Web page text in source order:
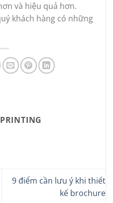
và hiệu quả hơn.
khách hàng có những
9 điểm cần lưu ý khi thiết
kế brochure